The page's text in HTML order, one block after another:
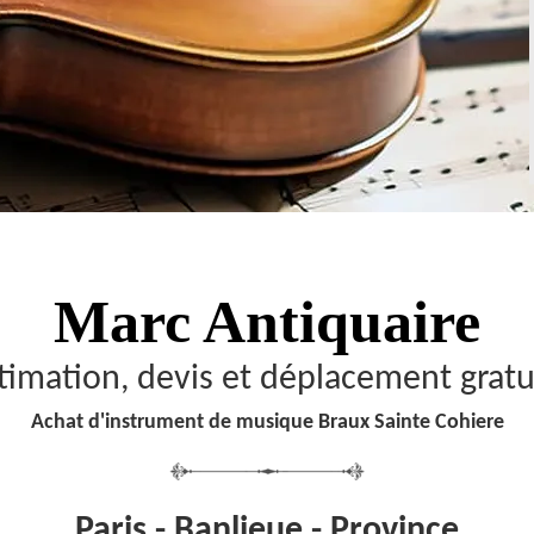
Marc Antiquaire
devis et déplacement
Achat d'instrument de musique Braux Sainte Cohiere